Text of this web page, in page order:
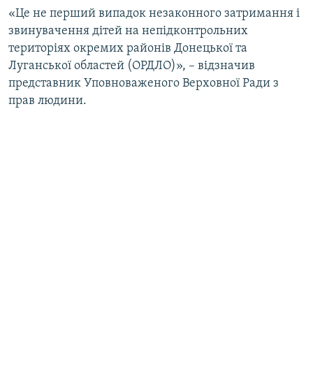
«Це не перший випадок незаконного затримання і
звинувачення дітей на непідконтрольних
територіях окремих районів Донецької та
Луганської областей (ОРДЛО)», – відзначив
представник Уповноваженого Верховної Ради з
прав людини.